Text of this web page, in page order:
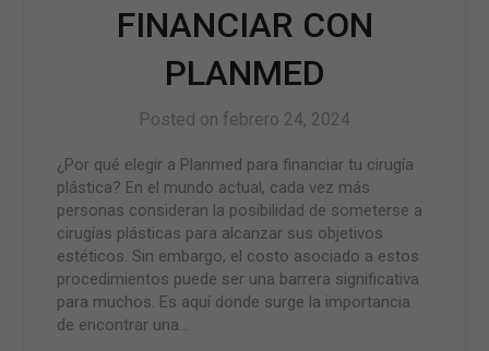
FINANCIAR CON
PLANMED
Posted on febrero 24, 2024
¿Por qué elegir a Planmed para financiar tu cirugía
plástica? En el mundo actual, cada vez más
personas consideran la posibilidad de someterse a
cirugías plásticas para alcanzar sus objetivos
estéticos. Sin embargo, el costo asociado a estos
procedimientos puede ser una barrera significativa
para muchos. Es aquí donde surge la importancia
de encontrar una…